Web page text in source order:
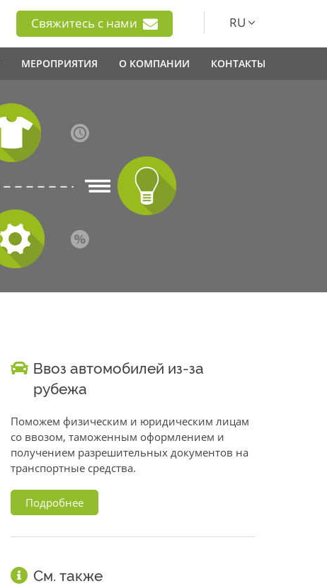
Свяжитесь с нами RU
МЕРОПРИЯТИЯ О КОМПАНИИ КОНТАКТЫ
Ввоз автомобилей из-за
рубежа
Поможем физическим и юридическим лицам
со ввозом, таможенным оформлением и
получением разрешительных документов на
транспортные средства.
Подробнее
См. также